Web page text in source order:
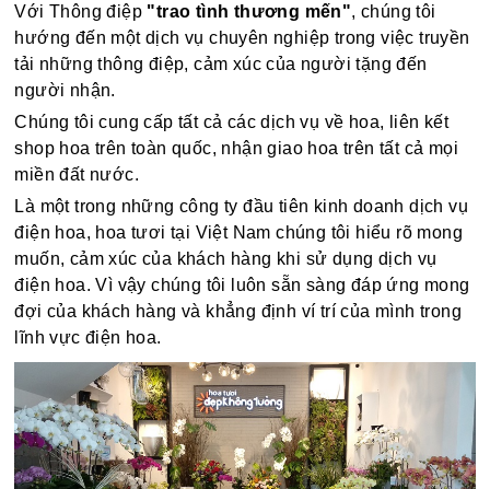
Với Thông điệp "trao tình thương mến", chúng tôi
hướng đến một dịch vụ chuyên nghiệp trong việc truyền
tải những thông điệp, cảm xúc của người tặng đến
người nhận.
Chúng tôi cung cấp tất cả các dịch vụ về hoa, liên kết
shop hoa trên toàn quốc, nhận giao hoa trên tất cả mọi
miền đất nước.
Là một trong những công ty đầu tiên kinh doanh dịch vụ
điện hoa, hoa tươi tại Việt Nam chúng tôi hiểu rõ mong
muốn, cảm xúc của khách hàng khi sử dụng dịch vụ
điện hoa. Vì vậy chúng tôi luôn sẵn sàng đáp ứng mong
đợi của khách hàng và khẳng định ví trí của mình trong
lĩnh vực điện hoa.